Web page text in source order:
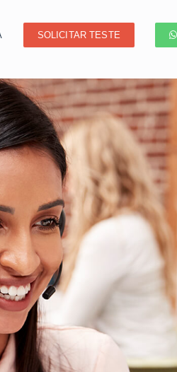
SOLICITAR TESTE